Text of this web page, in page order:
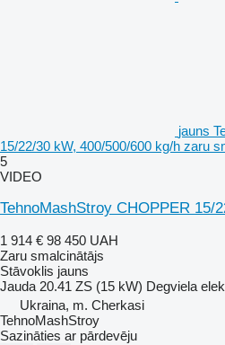
jauns
15/22/30 kW, 400/500/600 kg/h zaru
5
VIDEO
TehnoMashStroy CHOPPER 15/
1 914 € 98 450 UAH
Zaru smalcinātājs
Stāvoklis jauns
Jauda 20.41 ZS (15 kW) Degviela
Ukraina, m. Cherkasi
TehnoMashStroy
Sazināties ar pārdevēju